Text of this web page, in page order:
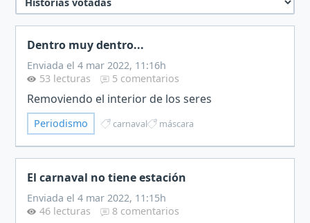
Dentro muy dentro...
Enviada el 4 mar 2022, 11:16h
53 lecturas
5 comentarios
Removiendo el interior de los seres
Periodismo carnaval máscara
El carnaval no tiene estación
Enviada el 4 mar 2022, 11:15h
46 lecturas
8 comentarios